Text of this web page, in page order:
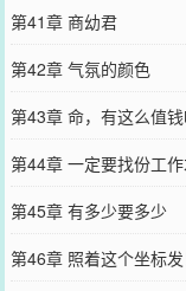
第41章 商幼君
第42章 气氛的颜色
第43章 命，有这么值钱
第44章 一定要找份工作
第45章 有多少要多少
第46章 照着这个坐标发